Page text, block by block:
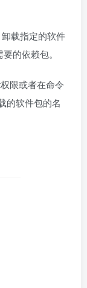
载指定的软件
的依赖包。
限或者在命令
的软件包的名